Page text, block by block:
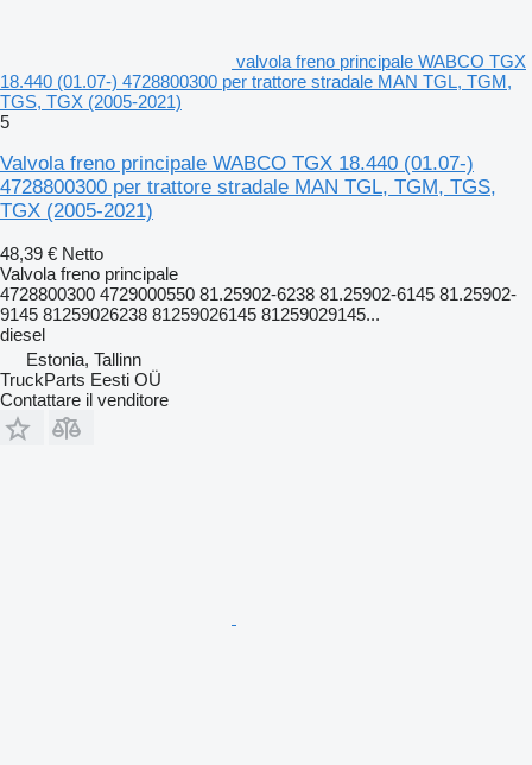
valvola freno principale WABCO TGX
18.440 (01.07-) 4728800300 per trattore stradale MAN TGL, TGM,
TGS, TGX (2005-2021)
5
Valvola freno principale WABCO TGX 18.440 (01.07-)
4728800300 per trattore stradale MAN TGL, TGM, TGS,
TGX (2005-2021)
48,39 € Netto
Valvola freno principale
4728800300 4729000550 81.25902-6238 81.25902-6145 81.25902-
9145 81259026238 81259026145 81259029145...
diesel
Estonia, Tallinn
TruckParts Eesti OÜ
Contattare il venditore